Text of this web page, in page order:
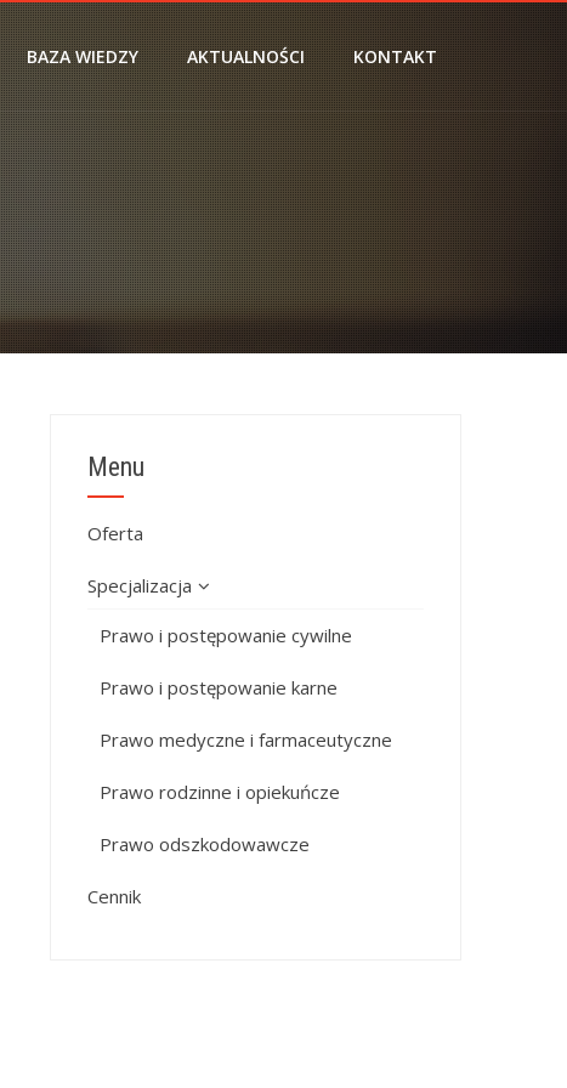
BAZA WIEDZY AKTUALNOŚCI KONTAKT
Menu
Oferta
Specjalizacja
Prawo i postępowanie cywilne
Prawo i postępowanie karne
Prawo medyczne i farmaceutyczne
Prawo rodzinne i opiekuńcze
Prawo odszkodowawcze
Cennik